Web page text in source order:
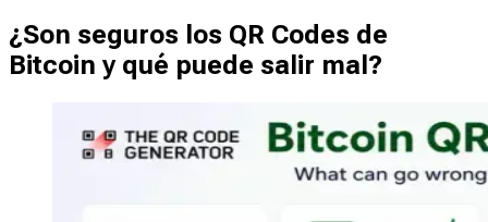
¿Son seguros los QR Codes de
Bitcoin y qué puede salir mal?